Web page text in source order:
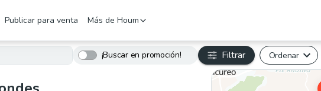
Publicar para venta Más de Houm
¡Buscar en promoción! Filtrar Ordenar